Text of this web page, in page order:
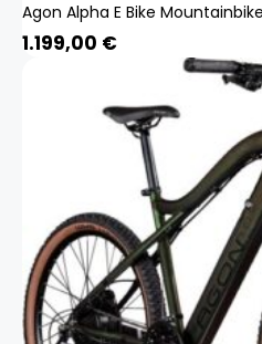
1.199,00 €